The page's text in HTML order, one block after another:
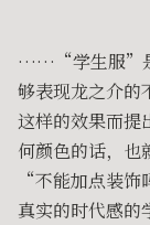
……“学生服”是
够表现龙之介的
这样的效果而提
何颜色的话，也
“不能加点装
真实的时代感的